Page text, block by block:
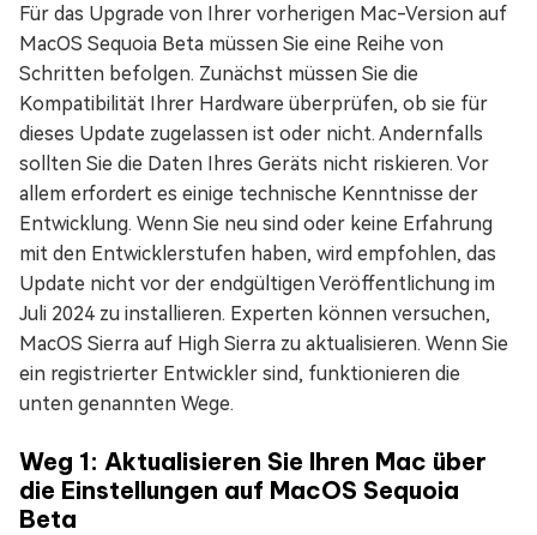
Für das Upgrade von Ihrer vorherigen Mac-Version auf
MacOS Sequoia Beta müssen Sie eine Reihe von
Schritten befolgen. Zunächst müssen Sie die
Kompatibilität Ihrer Hardware überprüfen, ob sie für
dieses Update zugelassen ist oder nicht. Andernfalls
sollten Sie die Daten Ihres Geräts nicht riskieren. Vor
allem erfordert es einige technische Kenntnisse der
Entwicklung. Wenn Sie neu sind oder keine Erfahrung
mit den Entwicklerstufen haben, wird empfohlen, das
Update nicht vor der endgültigen Veröffentlichung im
Juli 2024 zu installieren. Experten können versuchen,
MacOS Sierra auf High Sierra zu aktualisieren. Wenn Sie
ein registrierter Entwickler sind, funktionieren die
unten genannten Wege.
Weg 1: Aktualisieren Sie Ihren Mac über
die Einstellungen auf MacOS Sequoia
Beta